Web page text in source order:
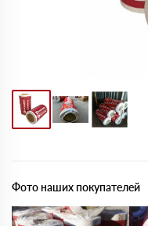
Фото наших покупателей